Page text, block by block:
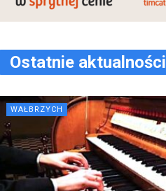
Ostatnie aktualności
WAŁBRZYCH